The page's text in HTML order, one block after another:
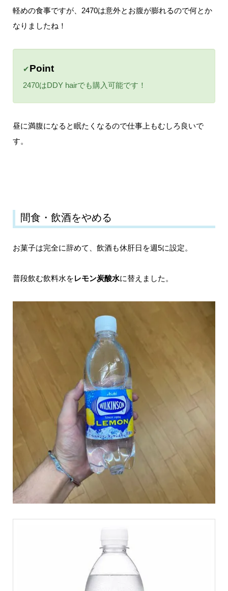
軽めの食事ですが、2470は意外とお腹が膨れるので何とか
なりましたね！
✔Point
2470はDDY hairでも購入可能です！
昼に満腹になると眠たくなるので仕事上もむしろ良いで
す。
間食・飲酒をやめる
お菓子は完全に辞めて、飲酒も休肝日を週5に設定。
普段飲む飲料水をレモン炭酸水に替えました。